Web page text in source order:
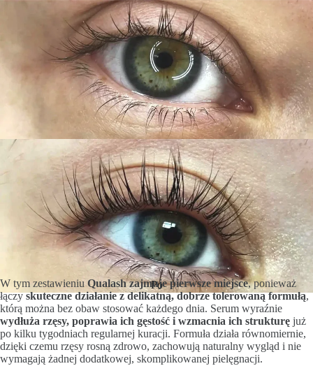
Przed
Po
W tym zestawieniuQualash zajmuje pierwsze miejsce, ponieważ
łączyskuteczne działanie z delikatną, dobrze tolerowaną formułą,
którą można bez obaw stosować każdego dnia. Serum wyraźnie
wydłuża rzęsy, poprawia ich gęstość i wzmacnia ich strukturę już
po kilku tygodniach regularnej kuracji. Formuła działa równomiernie,
dzięki czemu rzęsy rosną zdrowo, zachowują naturalny wygląd i nie
wymagają żadnej dodatkowej, skomplikowanej pielęgnacji.